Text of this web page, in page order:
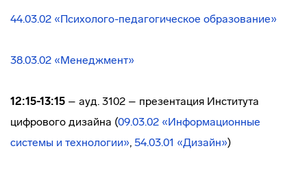
44.03.02 «Психолого-педагогическое образование»
38.03.02 «Менеджмент»
12:15-13:15 – ауд. 3102 – презентация Института
цифрового дизайна (09.03.02 «Информационные
системы и технологии», 54.03.01 «Дизайн»)